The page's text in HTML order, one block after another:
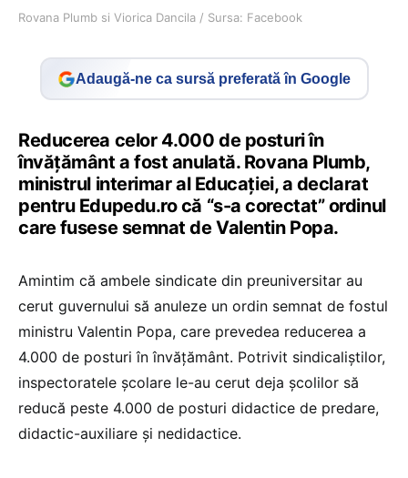
Rovana Plumb si Viorica Dancila / Sursa: Facebook
Adaugă-ne ca sursă preferată în Google
Reducerea celor 4.000 de posturi în
învățământ a fost anulată. Rovana Plumb,
ministrul interimar al Educației, a declarat
pentru Edupedu.ro că “s-a corectat” ordinul
care fusese semnat de Valentin Popa.
Amintim că ambele sindicate din preuniversitar au
cerut guvernului să anuleze un ordin semnat de fostul
ministru Valentin Popa, care prevedea reducerea a
4.000 de posturi în învățământ. Potrivit sindicaliștilor,
inspectoratele școlare le-au cerut deja școlilor să
reducă peste 4.000 de posturi didactice de predare,
didactic-auxiliare și nedidactice.